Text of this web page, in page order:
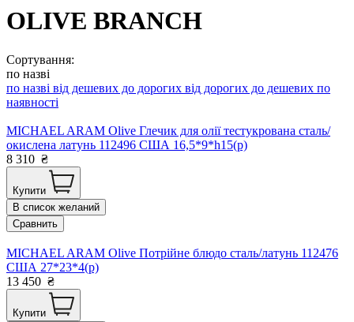
OLIVE BRANCH
Сортування:
по назві
по назві від дешевих до дорогих від дорогих до дешевих по
наявності
MICHAEL ARAM Olive Глечик для олії тестукрована сталь/
окислена латунь 112496 США 16,5*9*h15(р)
8 310 ₴
Купити
В список желаний
Сравнить
MICHAEL ARAM Olive Потрійне блюдо сталь/латунь 112476
США 27*23*4(р)
13 450 ₴
Купити